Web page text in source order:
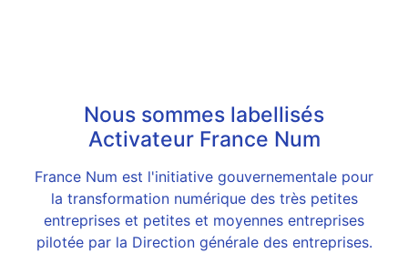
Nous sommes labellisés
Activateur France Num
France Num est l'initiative gouvernementale pour
la transformation numérique des très petites
entreprises et petites et moyennes entreprises
pilotée par la Direction générale des entreprises.